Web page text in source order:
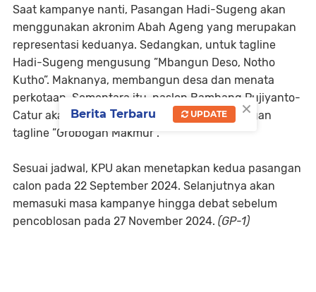
Saat kampanye nanti, Pasangan Hadi-Sugeng akan
menggunakan akronim Abah Ageng yang merupakan
representasi keduanya. Sedangkan, untuk tagline
Hadi-Sugeng mengusung ”Mbangun Deso, Notho
Kutho”. Maknanya, membangun desa dan menata
perkotaan. Sementara itu, paslon Bambang Pujiyanto-
Catur akan menggunakan akronim Batur dengan
tagline ”Grobogan Makmur”.
Sesuai jadwal, KPU akan menetapkan kedua pasangan
calon pada 22 September 2024. Selanjutnya akan
memasuki masa kampanye hingga debat sebelum
pencoblosan pada 27 November 2024. (GP-1)
×
Berita Terbaru UPDATE